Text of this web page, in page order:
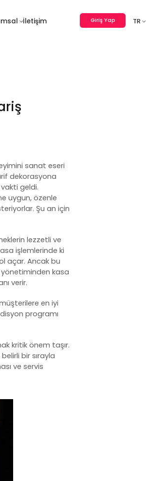
İletişim Giriş Yap TR
sanat eseri
dekorasyona
geldi.
uygun, özenle
Şu an için
lezzetli ve
işlemlerinde ki
açar. Ancak bu
kasa
verir.
en iyi
programı
kritik önem taşır.
bir sırayla
ve servis